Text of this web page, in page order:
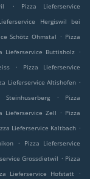
.
Pizza Lieferservice
Hergiswil bei
Schötz Ohmstal . Pizza
Lieferservice Buttisholz .
.
Pizza Lieferservice
Lieferservice Altishofen .
.
Pizza
Lieferservice Zell . Pizza
Lieferservice Kaltbach .
.
Pizza Lieferservice
Grossdietwil . Pizza
Lieferservice Hofstatt .